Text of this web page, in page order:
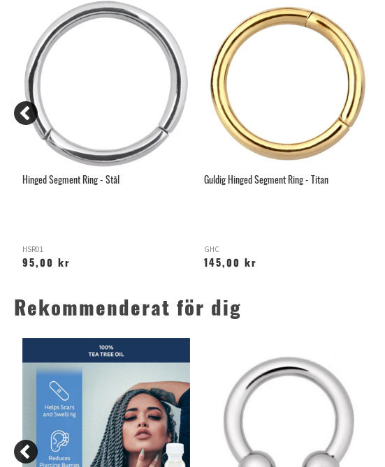
Hinged Segment Ring - Stål
HSR01
95,00 kr
Guldig Hinged Segment Ring - Titan
GHC
145,00 kr
Rekommenderat för dig